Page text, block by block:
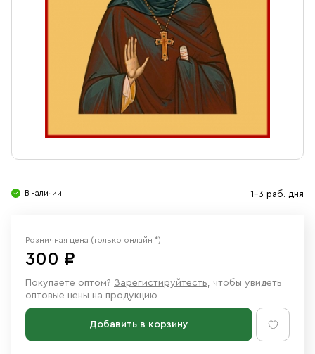
Ювелирные изделия
В наличии 1-3 раб. дня
Розничная цена (только онлайн *)
300 ₽
Покупаете оптом? Зарегистируйтесть, чтобы увидеть
оптовые цены на продукцию
Добавить в корзину